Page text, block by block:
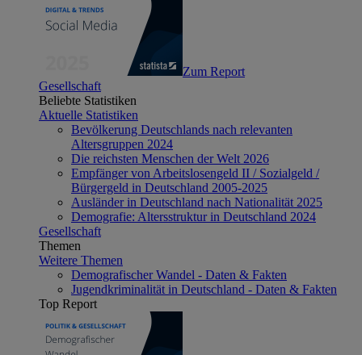
Zum Report
Gesellschaft
Beliebte Statistiken
Aktuelle Statistiken
Bevölkerung Deutschlands nach relevanten
Altersgruppen 2024
Die reichsten Menschen der Welt 2026
Empfänger von Arbeitslosengeld II / Sozialgeld /
Bürgergeld in Deutschland 2005-2025
Ausländer in Deutschland nach Nationalität 2025
Demografie: Altersstruktur in Deutschland 2024
Gesellschaft
Themen
Weitere Themen
Demografischer Wandel - Daten & Fakten
Jugendkriminalität in Deutschland - Daten & Fakten
Top Report